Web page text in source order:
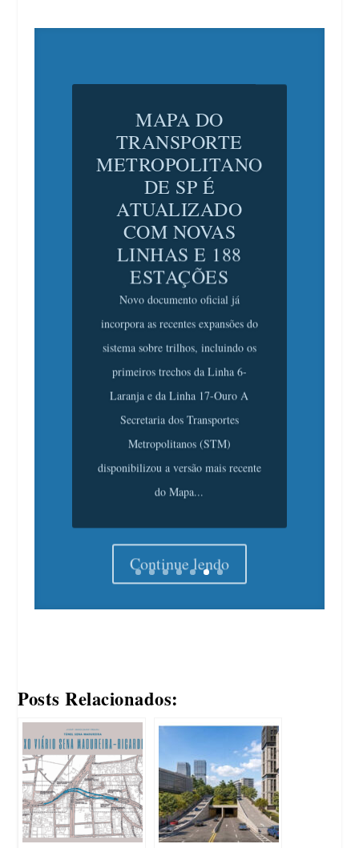
TRANSPORTE
METROPOLITANO
DE SP É
ATUALIZADO
COM NOVAS
LINHAS E 188
ESTAÇÕES
Novo documento oficial já
incorpora as recentes expansões do
sistema sobre trilhos, incluindo os
primeiros trechos da Linha 6-
Laranja e da Linha 17-Ouro A
Secretaria dos Transportes
Metropolitanos (STM)
disponibilizou a versão mais recente
do Mapa...
Continue lendo
Posts Relacionados: